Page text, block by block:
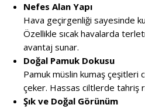
Nefes Alan Yapı
Hava geçirgenliği sayesinde
Özellikle sıcak havalarda
avantaj sunar.
Doğal Pamuk Dokusu
Pamuk müslin kumaş çeşitleri
çeker. Hassas ciltlerde tahriş
Şık ve Doğal Görünüm